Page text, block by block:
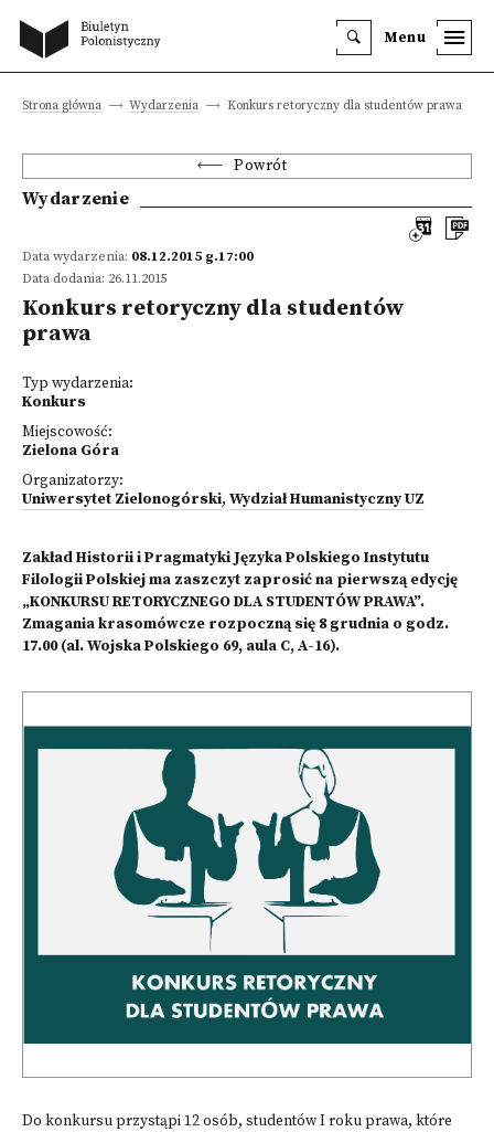
Menu
Strona główna Wydarzenia Konkurs retoryczny dla studentów prawa
Powrót
Wydarzenie
Data wydarzenia: 08.12.2015 g.17:00
Data dodania: 26.11.2015
Konkurs retoryczny dla studentów
prawa
Typ wydarzenia:
Konkurs
Miejscowość:
Zielona Góra
Organizatorzy:
Uniwersytet Zielonogórski, Wydział Humanistyczny UZ
Zakład Historii i Pragmatyki Języka Polskiego Instytutu
Filologii Polskiej ma zaszczyt zaprosić na pierwszą edycję
„KONKURSU RETORYCZNEGO DLA STUDENTÓW PRAWA”.
Zmagania krasomówcze rozpoczną się 8 grudnia o godz.
17.00 (al. Wojska Polskiego 69, aula C, A-16).
Do konkursu przystąpi 12 osób, studentów I roku prawa, które